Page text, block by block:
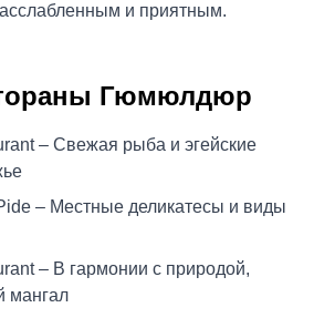
и приятным.
Гюмюлдюр
– Свежая рыба и эгейские
– Местные деликатесы и виды
– В гармонии с природой,
мангал